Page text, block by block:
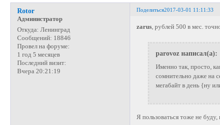
Поделиться2017-03-01 11:11:33
Rotor
Администратор
Откуда: Ленинград
Сообщений: 18846
Провел на форуме:
1 год 5 месяцев
Последний визит:
Вчера 20:21:19
zarus , рублей 500 в мес.
parovoz написал(а):
Именно так, просто,
сомнительно даже на
мегабайт в день {ну
Я пользоваться тоже не буду,